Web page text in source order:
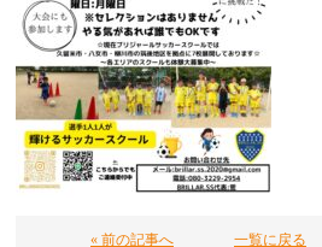
« 前の記事へ 一覧に戻る